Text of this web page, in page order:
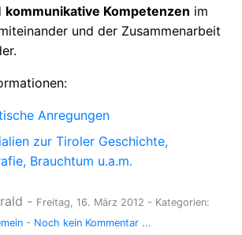
kommunikative Kompetenzen im
und der Zusammenarbeit
Anregungen
zur Tiroler Geschichte,
Brauchtum u.a.m.
- Freitag, 16. März 2012 - Kategorien:
- Noch kein Kommentar ...